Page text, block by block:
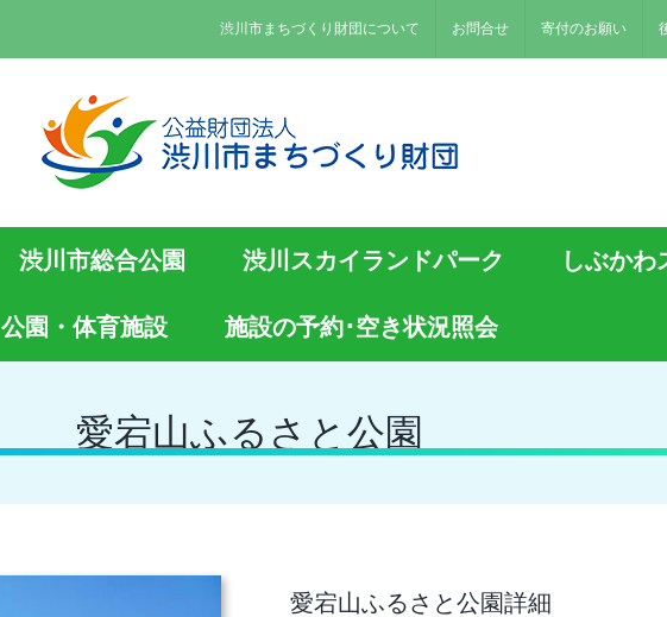
渋川市まちづくり財団について お問合せ 寄付のお願い
渋川市総合公園 渋川スカイランドパーク しぶかわ
公園・体育施設 施設の予約･空き状況照会
愛宕山ふるさと公園
愛宕山ふるさと公園詳細